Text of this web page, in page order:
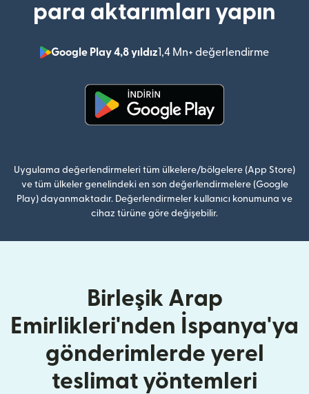
para aktarımları yapın
Google Play 4,8 yıldız1,4 Mn+ değerlendirme
Uygulama değerlendirmeleri tüm ülkelere/bölgelere (App Store)
ve tüm ülkeler genelindeki en son değerlendirmelere (Google
Play) dayanmaktadır. Değerlendirmeler kullanıcı konumuna ve
cihaz türüne göre değişebilir.
Birleşik Arap
Emirlikleri'nden İspanya'ya
gönderimlerde yerel
teslimat yöntemleri